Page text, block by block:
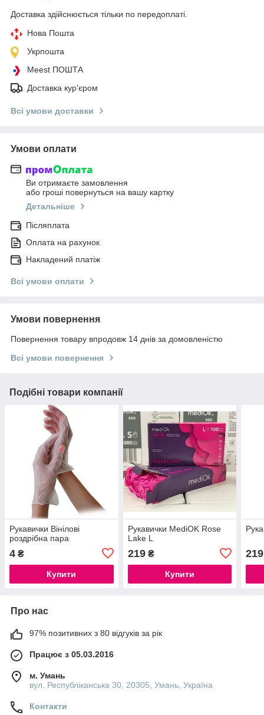
Доставка здійснюється тільки по передоплаті.
Нова Пошта
Укрпошта
Meest ПОШТА
Доставка кур'єром
Всі умови доставки
Умови оплати
Ви отримаєте замовлення
або гроші повернуться на вашу картку
Детальніше
Післяплата
Оплата на рахунок
Накладений платіж
Всі умови оплати
Умови повернення
Повернення товару впродовж 14 днів за домовленістю
Всі умови повернення
Подібні товари компанії
Рукавички Вінілові
роздрібна пара
4 ₴
Купити
Рукавички MediOK Rose
Lake L
219₴
Купити
219
Про нас
97% позитивних з 80 відгуків за рік
Працює з 05.03.2016
м. Умань
вул. Республіканська 30, 20305, Умань, Україна
Контакти